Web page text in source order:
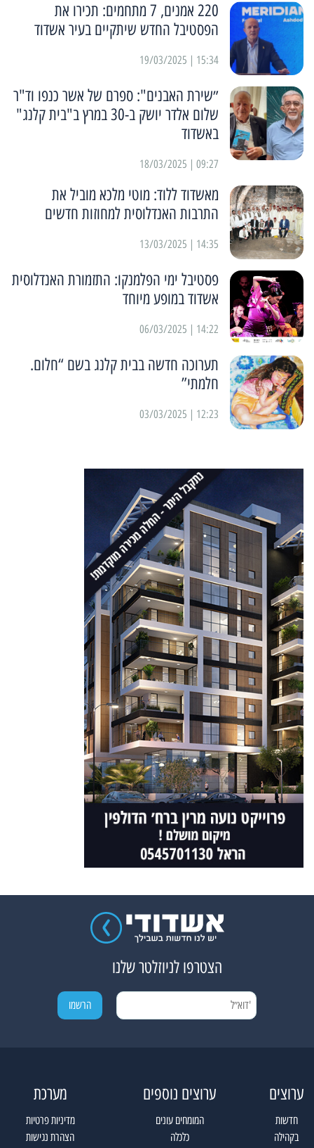
220 אמנים, 7 מתחמים: תכירו את
הפסטיבל החדש שיתקיים בעיר אשדוד
15:34 | 19/03/2025
״שירת האבנים": ספרם של אשר כנפו וד"ר
שלום אלדר יושק ב-30 במרץ ב"בית קלנג"
באשדוד
09:27 | 18/03/2025
מאשדוד ללוד: מוטי מלכא מוביל את
התרבות האנדלוסית למחוזות חדשים
14:35 | 13/03/2025
פסטיבל ימי הפלמנקו: התזמורת האנדלוסית
אשדוד במופע מיוחד
14:22 | 06/03/2025
תערוכה חדשה בבית קלנג בשם “חלום.
חלמתי”
12:23 | 03/03/2025
הצטרפו לניוזלטר שלנו
ערוצים
חדשות
בקהילה
ערוצים נוספים
המומחים עונים
כלכלה
מערכת
מדיניות פרטיות
הצהרת נגישות